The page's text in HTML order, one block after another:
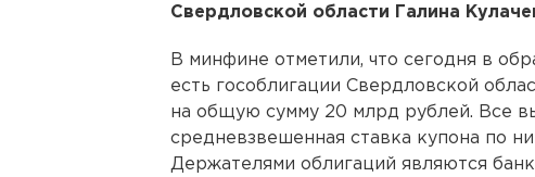
Свердловской области Галина
В минфине отметили, что сегодня в
есть гособлигации Свердловской
на общую сумму 20 млрд рублей. Все
средневзвешенная ставка купона по
Держателями облигаций являются